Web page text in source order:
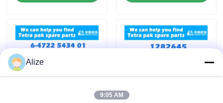
Свяжитесь мы
Новости
Упаковка напитка еды
Алюминиевая упаковка напитка
Alize
9:05 AM